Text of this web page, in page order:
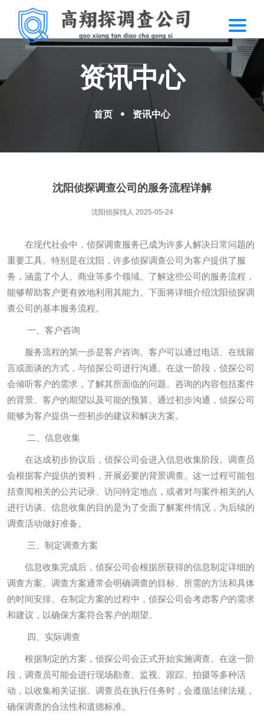
资讯中心
首页 资讯中心
沈阳侦探调查公司的服务流程详解
沈阳侦探找人 2025-05-24
在现代社会中，侦探调查服务已成为许多人解决日常问题的
重要工具。特别是在沈阳，许多侦探调查公司为客户提供了服
务，涵盖了个人、商业等多个领域。了解这些公司的服务流程，
能够帮助客户更有效地利用其能力。下面将详细介绍沈阳侦探调
查公司的基本服务流程。
一、客户咨询
服务流程的第一步是客户咨询。客户可以通过电话、在线留
言或面谈的方式，与侦探公司进行沟通。在这一阶段，侦探公司
会倾听客户的需求，了解其所面临的问题。咨询的内容包括案件
的背景、客户的期望以及可能的预算。通过初步沟通，侦探公司
能够为客户提供一些初步的建议和解决方案。
二、信息收集
在达成初步协议后，侦探公司会进入信息收集阶段。调查员
会根据客户提供的资料，开展必要的背景调查。这一过程可能包
括查阅相关的公共记录、访问特定地点，或者对与案件相关的人
进行访谈。信息收集的目的是为了全面了解案件情况，为后续的
调查活动做好准备。
三、制定调查方案
信息收集完成后，侦探公司会根据所获得的信息制定详细的
调查方案。调查方案通常会明确调查的目标、所需的方法和具体
的时间安排。在制定方案的过程中，侦探公司会考虑客户的需求
和建议，以确保方案符合客户的期望。
四、实际调查
根据制定的方案，侦探公司会正式开始实施调查。在这一阶
段，调查员可能会进行现场勘查、监视、跟踪、拍摄等多种活
动，以收集相关证据。调查员在执行任务时，会遵循法律法规，
确保调查的合法性和道德标准。